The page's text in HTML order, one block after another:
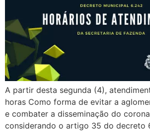
A partir desta segunda (4),
horas Como forma de evitar a
e combater a disseminação do
considerando o artigo 35 do decreto